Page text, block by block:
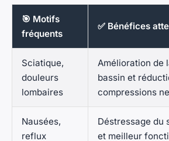
🎯 Motifs
fréquents
✅ Bénéfices
Sciatique,
douleurs
lombaires
Amélioration de
bassin et
compressions
Nausées,
reflux
Déstressage du
et meilleur